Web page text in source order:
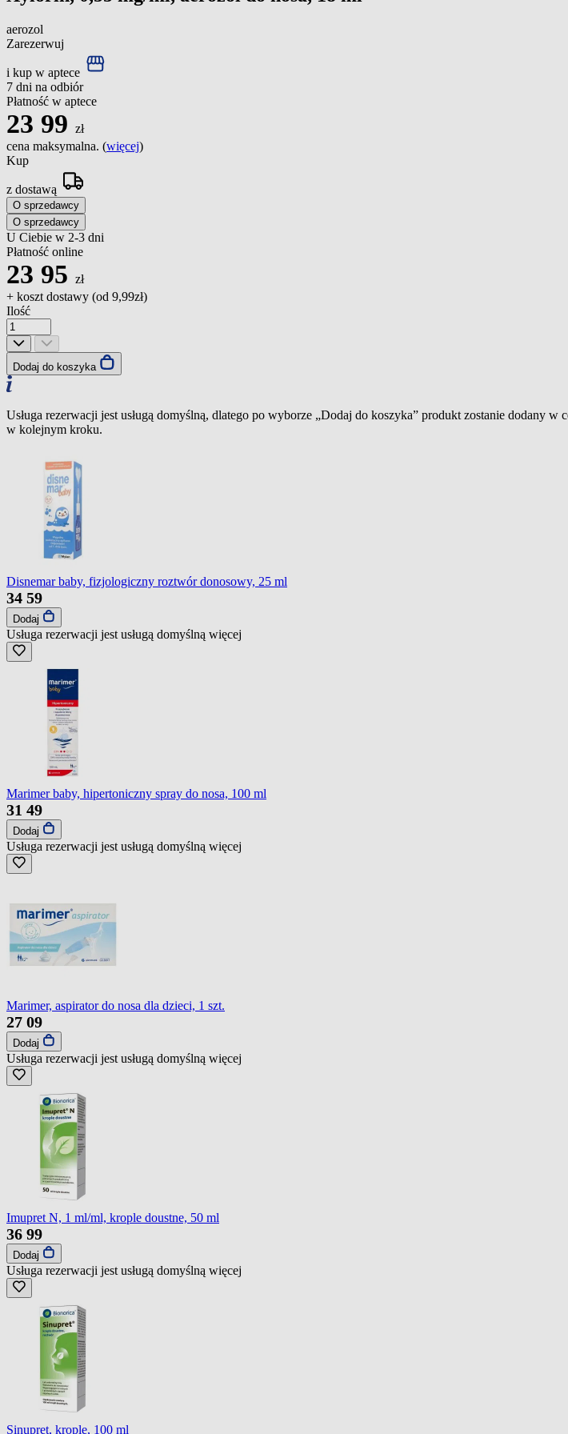
aerozol
Zarezerwuj
i kup w aptece
7 dni na odbiór
Płatność w aptece
23 99 zł
cena maksymalna. (więcej)
Kup
z dostawą
O sprzedawcy
O sprzedawcy
U Ciebie w 2-3 dni
Płatność online
23 95 zł
+ koszt dostawy (od 9,99zł)
Ilość
Dodaj do koszyka
Usługa rezerwacji jest usługą domyślną, dlatego po wyborze „Dodaj do koszyka” produkt zostanie dodany
w kolejnym kroku.
Disnemar baby, fizjologiczny roztwór donosowy, 25 ml
34 59
Dodaj
Usługa rezerwacji jest usługą domyślną więcej
Marimer baby, hipertoniczny spray do nosa, 100 ml
31 49
Dodaj
Usługa rezerwacji jest usługą domyślną więcej
Marimer, aspirator do nosa dla dzieci, 1 szt.
27 09
Dodaj
Usługa rezerwacji jest usługą domyślną więcej
Imupret N, 1 ml/ml, krople doustne, 50 ml
36 99
Dodaj
Usługa rezerwacji jest usługą domyślną więcej
Sinupret, krople, 100 ml